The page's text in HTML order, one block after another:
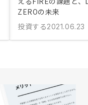
ZEROの未来
投資する2021.06.23